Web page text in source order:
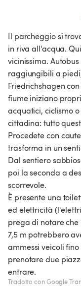
Il parcheggio si
in riva all'acqua.
vicinissima.
raggiungibili a
Friedrichshagen
fiume iniziano
acquatici, ciclismo
cittadina: tutto
Procedete con
trasforma in un
Dal sentiero
poi la seconda a
scorrevole.
È presente una
ed elettricità
prega di notare
7,5 m potrebbero
ammessi veicoli
prenotare due
entrare.
Tradotto con Google